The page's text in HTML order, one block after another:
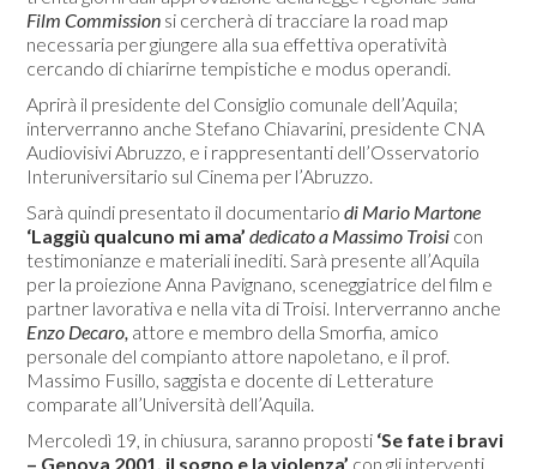
Film Commission si cercherà di tracciare la road map
necessaria per giungere alla sua effettiva operatività
cercando di chiarirne tempistiche e modus operandi.
Aprirà il presidente del Consiglio comunale dell’Aquila;
interverranno anche Stefano Chiavarini, presidente CNA
Audiovisivi Abruzzo, e i rappresentanti dell’Osservatorio
Interuniversitario sul Cinema per l’Abruzzo.
Sarà quindi presentato il documentario di Mario Martone
‘Laggiù qualcuno mi ama’dedicato a Massimo Troisi con
testimonianze e materiali inediti. Sarà presente all’Aquila
per la proiezione Anna Pavignano, sceneggiatrice del film e
partner lavorativa e nella vita di Troisi. Interverranno anche
Enzo Decaro, attore e membro della Smorfia, amico
personale del compianto attore napoletano, e il prof.
Massimo Fusillo, saggista e docente di Letterature
comparate all’Università dell’Aquila.
Mercoledì 19, in chiusura, saranno proposti ‘Se fate i bravi
– Genova 2001, il sogno e la violenza’ con gli interventi